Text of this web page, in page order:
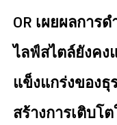
OR เผยผลการ
ไลฟ์สไตล์ยังคง
แข็งแกร่งของธุ
สร้างการเติบโต